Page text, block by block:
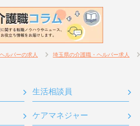
ルパーの求人 埼玉県の介護職・ヘルパー求人
生活相談員
ケアマネジャー